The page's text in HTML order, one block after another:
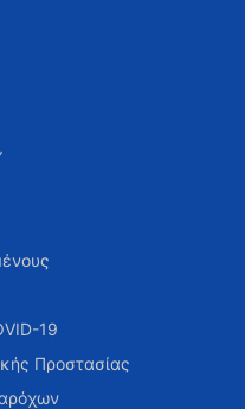
19
Προστασίας